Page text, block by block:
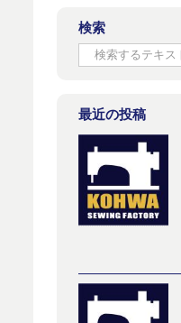
検索
最近の投稿